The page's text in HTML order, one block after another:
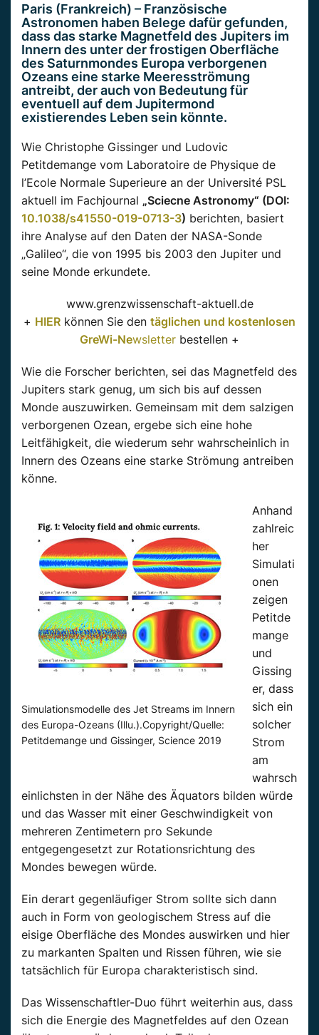
Paris (Frankreich) – Französische
Astronomen haben Belege dafür gefunden,
dass das starke Magnetfeld des Jupiters im
Innern des unter der frostigen Oberfläche
des Saturnmondes Europa verborgenen
Ozeans eine starke Meeresströmung
antreibt, der auch von Bedeutung für
eventuell auf dem Jupitermond
existierendes Leben sein könnte.
Wie Christophe Gissinger und Ludovic
Petitdemange vom Laboratoire de Physique de
l’Ecole Normale Superieure an der Université PSL
aktuell im Fachjournal „Sciecne Astronomy“ (DOI:
10.1038/s41550-019-0713-3) berichten, basiert
ihre Analyse auf den Daten der NASA-Sonde
„Galileo“, die von 1995 bis 2003 den Jupiter und
seine Monde erkundete.
www.grenzwissenschaft-aktuell.de
+ HIER können Sie den täglichen und kostenlosen
GreWi-Newsletter bestellen +
Wie die Forscher berichten, sei das Magnetfeld des
Jupiters stark genug, um sich bis auf dessen
Monde auszuwirken. Gemeinsam mit dem salzigen
verborgenen Ozean, ergebe sich eine hohe
Leitfähigkeit, die wiederum sehr wahrscheinlich in
Innern des Ozeans eine starke Strömung antreiben
könne.
Simulationsmodelle des Jet Streams im Innern
des Europa-Ozeans (Illu.).Copyright/Quelle:
Petitdemange und Gissinger, Science 2019
Anhand
zahlreic
her
Simulati
onen
zeigen
Petitde
mange
und
Gissing
er, dass
sich ein
solcher
Strom
am
wahrsch
einlichsten in der Nähe des Äquators bilden würde
und das Wasser mit einer Geschwindigkeit von
mehreren Zentimetern pro Sekunde
entgegengesetzt zur Rotationsrichtung des
Mondes bewegen würde.
Ein derart gegenläufiger Strom sollte sich dann
auch in Form von geologischem Stress auf die
eisige Oberfläche des Mondes auswirken und hier
zu markanten Spalten und Rissen führen, wie sie
tatsächlich für Europa charakteristisch sind.
Das Wissenschaftler-Duo führt weiterhin aus, dass
sich die Energie des Magnetfeldes auf den Ozean